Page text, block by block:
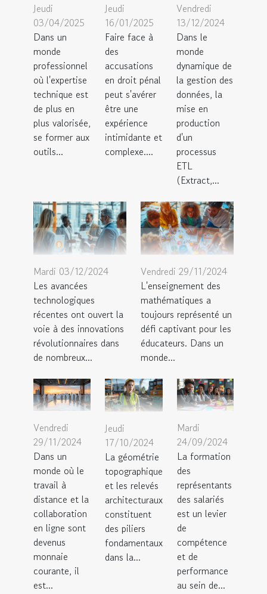
Jeudi
03/04/2025
Dans un
monde
professionnel
où l'expertise
technique est
de plus en
plus valorisée,
se former aux
outils...
Jeudi
16/01/2025
Faire face à
des
accusations
en droit pénal
peut s'avérer
être une
expérience
intimidante et
complexe....
Vendredi
13/12/2024
Dans le
monde
dynamique de
la gestion des
données, la
mise en
production
d'un
processus
ETL
(Extract,...
Mardi 03/12/2024
Les avancées
technologiques
récentes ont ouvert la
voie à des innovations
révolutionnaires dans
de nombreux...
Vendredi 29/11/2024
L'enseignement des
mathématiques a
toujours représenté un
défi captivant pour les
éducateurs. Dans un
monde...
Vendredi
29/11/2024
Dans un
monde où le
travail à
distance et la
collaboration
en ligne sont
devenus
monnaie
courante, il
est...
Jeudi
17/10/2024
La géométrie
topographique
et les relevés
architecturaux
constituent
des piliers
fondamentaux
dans la...
Mardi
24/09/2024
La formation
des
représentants
des salariés
est un levier
de
compétence
et de
performance
au sein de...